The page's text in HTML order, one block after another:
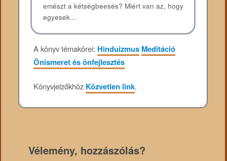
emészt a kétségbeesés? Miért van az, hogy
egyesek...
A könyv témakörei: Hinduizmus Meditáció
Önismeret és önfejlesztés
Könyvjelzőkhöz Közvetlen link.
Vélemény, hozzászólás?